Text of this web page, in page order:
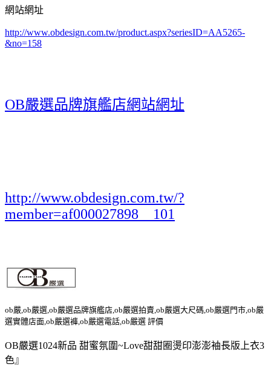
網站網址
http://www.obdesign.com.tw/product.aspx?seriesID=AA5265-
&no=158
OB嚴選品牌旗艦店網站網址
http://www.obdesign.com.tw/?
member=af000027898__101
ob嚴,ob嚴選,ob嚴選品牌旗艦店,ob嚴選拍賣,ob嚴選大尺碼,ob嚴選門市,ob嚴
選實體店面,ob嚴選褲,ob嚴選電話,ob嚴選 評價
OB嚴選1024新品 甜蜜氛圍~Love甜甜圈燙印澎澎袖長版上衣3
色』